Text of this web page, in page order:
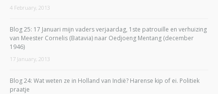
4 February, 2013
Blog 25: 17 Januari mijn vaders verjaardag, 1ste patrouille en verhuizing
van Meester Cornelis (Batavia) naar Oedjoeng Mentang (december
1946)
17 January, 2013
Blog 24: Wat weten ze in Holland van Indië? Harense kip of ei. Politiek
praatje